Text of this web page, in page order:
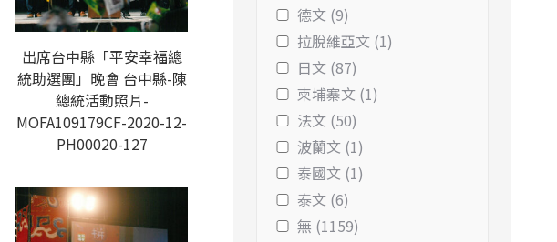
出席台中縣「平安幸福總
統助選團」晚會 台中縣-陳
總統活動照片-
MOFA109179CF-2020-12-
PH00020-127
德文 (9)
拉脫維亞文 (1)
日文 (87)
柬埔寨文 (1)
法文 (50)
波蘭文 (1)
泰國文 (1)
泰文 (6)
無 (1159)